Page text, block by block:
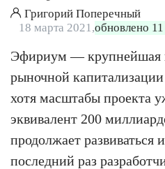
Григорий Поперечный
18 марта 2021,обновлено
Эфириум — крупнейшая
рыночной
хотя масштабы проекта
эквивалент 200
продолжает развиваться
последний раз